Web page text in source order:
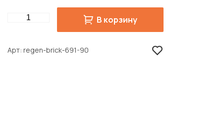
Quantity В корзину
Арт regen-brick-691-90